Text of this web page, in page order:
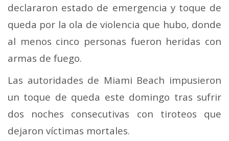
declararon estado de emergencia y toque de
queda por la ola de violencia que hubo, donde
al menos cinco personas fueron heridas con
armas de fuego.
Las autoridades de Miami Beach impusieron
un toque de queda este domingo tras sufrir
dos noches consecutivas con tiroteos que
dejaron víctimas mortales.